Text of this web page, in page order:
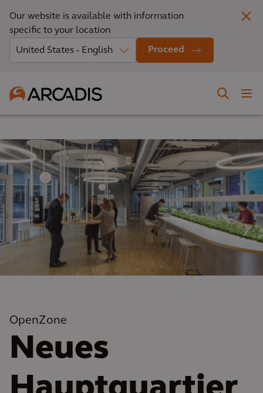
Our website is available with information
specific to your location
Proceed
OpenZone
Neues